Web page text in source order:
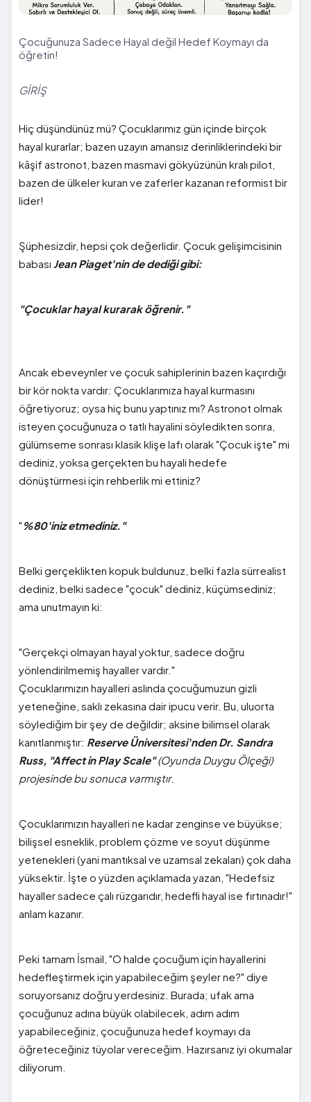
Çocuğunuza Sadece Hayal değil Hedef Koymayı da
öğretin!
GİRİŞ
Hiç düşündünüz mü? Çocuklarımız gün içinde birçok
hayal kurarlar; bazen uzayın amansız derinliklerindeki bir
kâşif astronot, bazen masmavi gökyüzünün kralı pilot,
bazen de ülkeler kuran ve zaferler kazanan reformist bir
lider!
Şüphesizdir, hepsi çok değerlidir. Çocuk gelişimcisinin
babası Jean Piaget'nin de dediği gibi:
"Çocuklar hayal kurarak öğrenir."
Ancak ebeveynler ve çocuk sahiplerinin bazen kaçırdığı
bir kör nokta vardır: Çocuklarımıza hayal kurmasını
öğretiyoruz; oysa hiç bunu yaptınız mı? Astronot olmak
isteyen çocuğunuza o tatlı hayalini söyledikten sonra,
gülümseme sonrası klasik klişe lafı olarak "Çocuk işte" mi
dediniz, yoksa gerçekten bu hayali hedefe
dönüştürmesi için rehberlik mi ettiniz?
" %80'iniz etmediniz."
Belki gerçeklikten kopuk buldunuz, belki fazla sürrealist
dediniz, belki sadece "çocuk" dediniz, küçümsediniz;
ama unutmayın ki:
"Gerçekçi olmayan hayal yoktur, sadece doğru
yönlendirilmemiş hayaller vardır."
Çocuklarımızın hayalleri aslında çocuğumuzun gizli
yeteneğine, saklı zekasına dair ipucu verir. Bu, uluorta
söylediğim bir şey de değildir; aksine bilimsel olarak
kanıtlanmıştır: Reserve Üniversitesi'nden Dr. Sandra
Russ, "Affect in Play Scale"(Oyunda Duygu Ölçeği)
projesinde bu sonuca varmıştır.
Çocuklarımızın hayalleri ne kadar zenginse ve büyükse;
bilişsel esneklik, problem çözme ve soyut düşünme
yetenekleri (yani mantıksal ve uzamsal zekaları) çok daha
yüksektir. İşte o yüzden açıklamada yazan, "Hedefsiz
hayaller sadece çalı rüzgarıdır, hedefli hayal ise fırtınadır!"
anlam kazanır.
Peki tamam İsmail, "O halde çocuğum için hayallerini
hedefleştirmek için yapabileceğim şeyler ne?" diye
soruyorsanız doğru yerdesiniz. Burada; ufak ama
çocuğunuz adına büyük olabilecek, adım adım
yapabileceğiniz, çocuğunuza hedef koymayı da
öğreteceğiniz tüyolar vereceğim. Hazırsanız iyi okumalar
diliyorum.